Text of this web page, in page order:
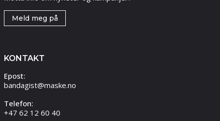
Meld meg på
KONTAKT
Epost:
bandagist@maske.no
Telefon:
+47 62 12 60 40